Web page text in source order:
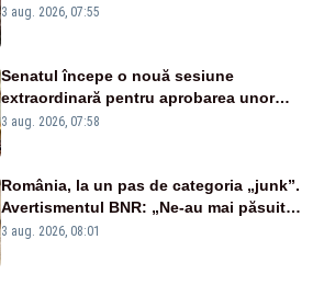
este interzisă luni, între orele 12:00 și
3 aug. 2026, 07:55
Senatul începe o nouă sesiune
extraordinară pentru aprobarea unor
jaloane din PNRR
3 aug. 2026, 07:58
România, la un pas de categoria „junk”.
Avertismentul BNR: „Ne-au mai păsuit
pentru câteva luni”
3 aug. 2026, 08:01